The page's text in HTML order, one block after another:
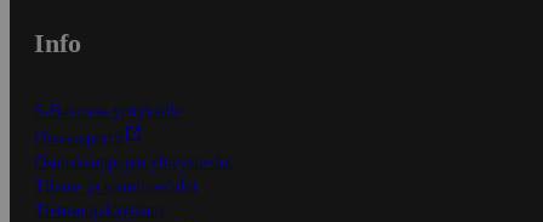
Info
S-Business yrityksille
Oiva-raportit
Osuuskauppojen yhteystiedot
Tilaus- ja toimitusehdot
Tietosuojakäytäntö